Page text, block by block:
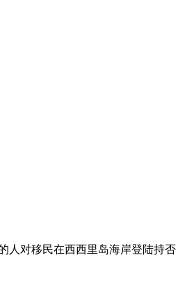
人对移民在西西里岛海岸登陆持否